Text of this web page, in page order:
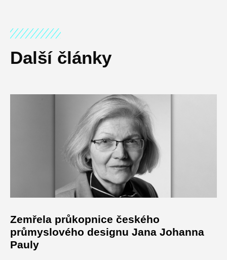
Další články
Zemřela průkopnice českého
průmyslového designu Jana Johanna
Pauly